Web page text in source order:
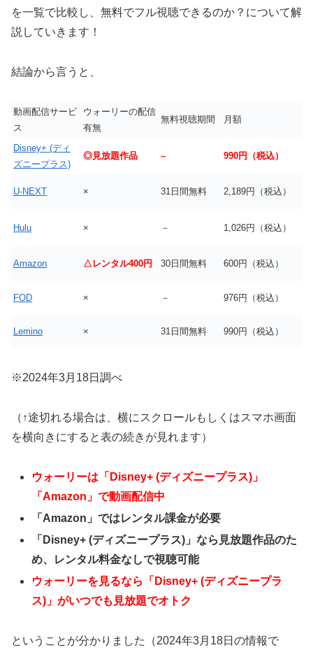
を一覧で比較し、無料でフル視聴できるのか？について解
説していきます！
結論から言うと、
動画配信サービ
ス
ウォーリーの配信
有無
無料視聴期間 月額
Disney+ (ディ
ズニープラス)
◎見放題作品 – 990円（税込）
U-NEXT × 31日間無料 2,189円（税込）
Hulu × － 1,026円（税込）
Amazon △レンタル400円 30日間無料 600円（税込）
FOD × － 976円（税込）
Lemino × 31日間無料 990円（税込）
※2024年3月18日調べ
（↑途切れる場合は、横にスクロールもしくはスマホ画面
を横向きにすると表の続きが見れます）
ウォーリーは「Disney+ (ディズニープラス)」
「Amazon」で動画配信中
「Amazon」ではレンタル課金が必要
「Disney+ (ディズニープラス)」なら見放題作品のた
め、レンタル料金なしで視聴可能
ウォーリーを見るなら「Disney+ (ディズニープラ
ス)」がいつでも見放題でオトク
ということが分かりました（2024年3月18日の情報で